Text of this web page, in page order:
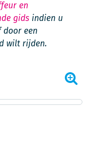
en
gids indien u
door een
wilt rijden.